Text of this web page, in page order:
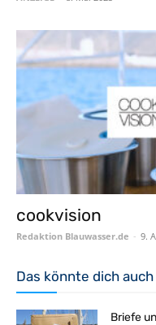
cookvision
Redaktion Blauwasser.de - 9.
Das könnte dich
Briefe